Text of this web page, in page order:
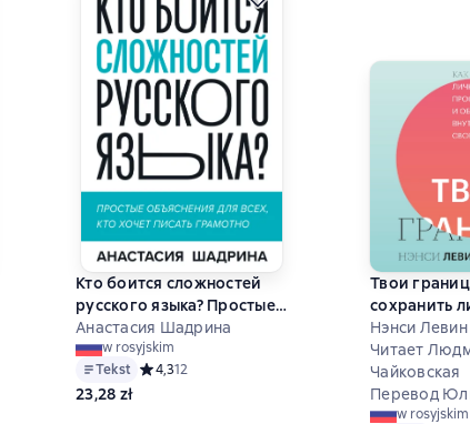
18 оценок
Кто боится сложностей
русского языка? Простые
объяснения для всех, кто
хочет писать грамотно
Анастасия Шадрина
w rosyjskim
Tekst Средний рейтинг 4,3 на основе 12 оценок
4,312
23,28 zł
Твои
сохранить
внутреннюю
Нэнси Левин
Читает
Чайковская
Перевод
w rosyjskim